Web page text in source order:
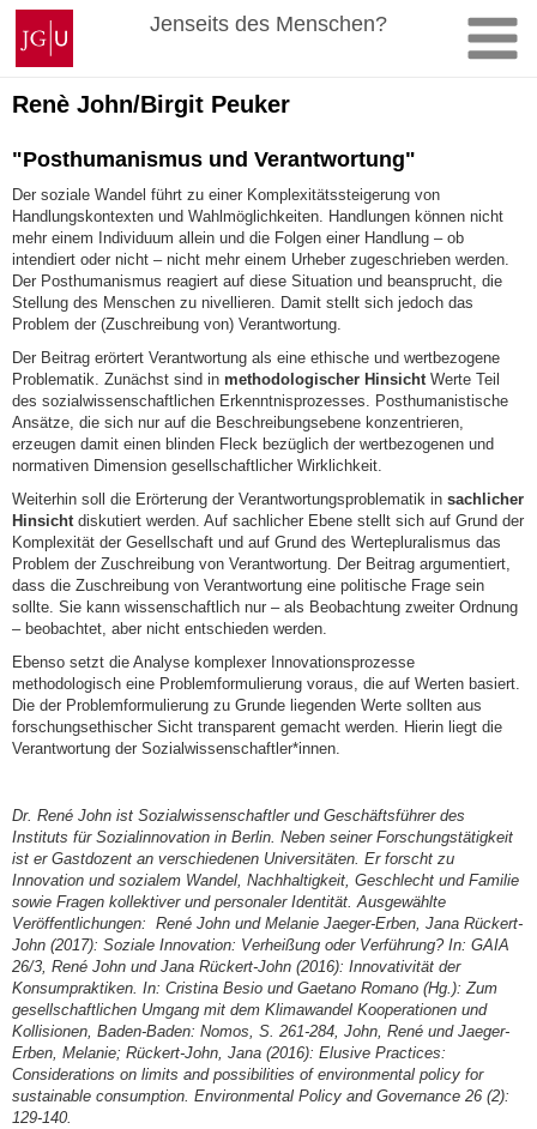
Zum
Inhalt
springen
Johannes
Gutenberg-
Universität
Mainz
Jenseits des Menschen?
Renè John/Birgit Peuker
"Posthumanismus und Verantwortung"
Der soziale Wandel führt zu einer Komplexitätssteigerung von
Handlungskontexten und Wahlmöglichkeiten. Handlungen können nicht
mehr einem Individuum allein und die Folgen einer Handlung – ob
intendiert oder nicht – nicht mehr einem Urheber zugeschrieben werden.
Der Posthumanismus reagiert auf diese Situation und beansprucht, die
Stellung des Menschen zu nivellieren. Damit stellt sich jedoch das
Problem der (Zuschreibung von) Verantwortung.
Der Beitrag erörtert Verantwortung als eine ethische und wertbezogene
Problematik. Zunächst sind in methodologischer HinsichtWerte Teil
des sozialwissenschaftlichen Erkenntnisprozesses. Posthumanistische
Ansätze, die sich nur auf die Beschreibungsebene konzentrieren,
erzeugen damit einen blinden Fleck bezüglich der wertbezogenen und
normativen Dimension gesellschaftlicher Wirklichkeit.
Weiterhin soll die Erörterung der Verantwortungsproblematik in sachlicher
Hinsichtdiskutiert werden. Auf sachlicher Ebene stellt sich auf Grund der
Komplexität der Gesellschaft und auf Grund des Wertepluralismus das
Problem der Zuschreibung von Verantwortung. Der Beitrag argumentiert,
dass die Zuschreibung von Verantwortung eine politische Frage sein
sollte. Sie kann wissenschaftlich nur – als Beobachtung zweiter Ordnung
– beobachtet, aber nicht entschieden werden.
Ebenso setzt die Analyse komplexer Innovationsprozesse
methodologisch eine Problemformulierung voraus, die auf Werten basiert.
Die der Problemformulierung zu Grunde liegenden Werte sollten aus
forschungsethischer Sicht transparent gemacht werden. Hierin liegt die
Verantwortung der Sozialwissenschaftler*innen.
Dr. René John ist Sozialwissenschaftler und Geschäftsführer des
Instituts für Sozialinnovation in Berlin. Neben seiner Forschungstätigkeit
ist er Gastdozent an verschiedenen Universitäten. Er forscht zu
Innovation und sozialem Wandel, Nachhaltigkeit, Geschlecht und Familie
sowie Fragen kollektiver und personaler Identität. Ausgewählte
Veröffentlichungen: René John und Melanie Jaeger-Erben, Jana Rückert-
John (2017): Soziale Innovation: Verheißung oder Verführung? In: GAIA
26/3, René John und Jana Rückert-John (2016): Innovativität der
Konsumpraktiken. In: Cristina Besio und Gaetano Romano (Hg.): Zum
gesellschaftlichen Umgang mit dem Klimawandel Kooperationen und
Kollisionen, Baden-Baden: Nomos, S. 261-284, John, René und Jaeger-
Erben, Melanie; Rückert-John, Jana (2016): Elusive Practices:
Considerations on limits and possibilities of environmental policy for
sustainable consumption. Environmental Policy and Governance 26 (2):
129-140.